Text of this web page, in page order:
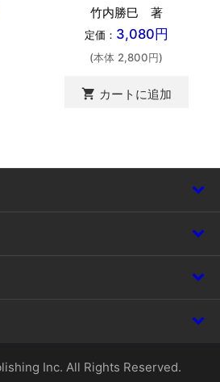
竹内勝巳 著
定価： 3,080円
(本体 2,800円)
shopping_cart カートに追加
Inc. All Rights Reserved.